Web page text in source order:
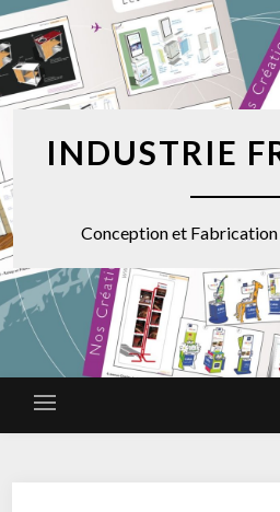
INDUSTRIE
Conception et Fabrication